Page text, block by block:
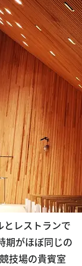
レストランで
期がほぼ同じの
技場の貴賓室